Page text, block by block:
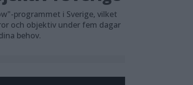
programmet i Sverige, vilket
och objektiv under fem dagar
behov.